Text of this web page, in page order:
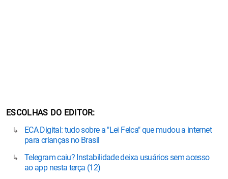
ESCOLHAS DO EDITOR
ECA Digital: tudo sobre a "Lei Felca" que mudou a internet
para crianças no Brasil
Telegram caiu? Instabilidade deixa usuários sem acesso
ao app nesta terça (12)